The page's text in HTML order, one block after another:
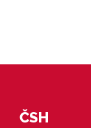
ČSH